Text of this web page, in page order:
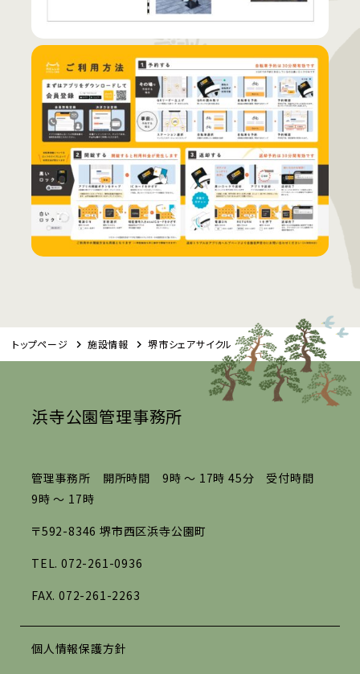
トップページ 施設情報 堺市シェアサイクル
浜寺公園管理事務所
管理事務所 開所時間 9時 ～ 17時 45分 受付時間
9時 ～ 17時
〒592-8346 堺市西区浜寺公園町
TEL. 072-261-0936
FAX. 072-261-2263
個人情報保護方針